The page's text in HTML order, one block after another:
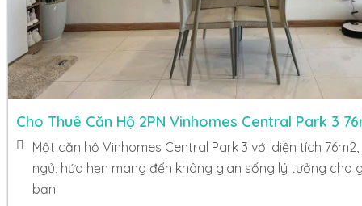
Cho Thuê Căn Hộ 2PN Vinhomes Central Park 3
Một căn hộ Vinhomes Central Park 3 với diện tích
ngủ, hứa hẹn mang đến không gian sống lý tưởng cho
bạn.